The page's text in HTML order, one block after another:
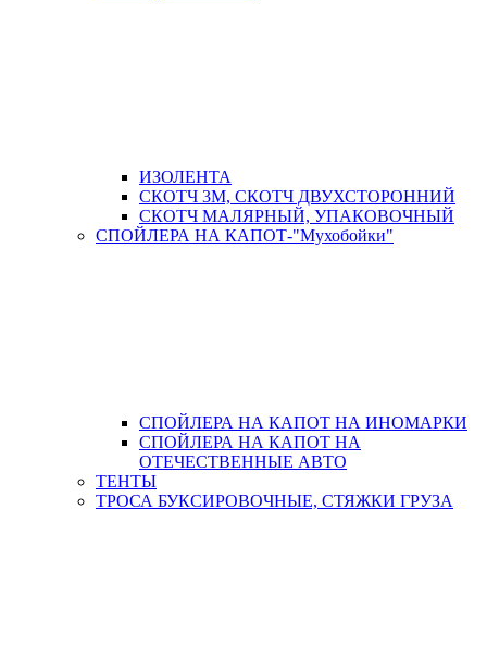
ИЗОЛЕНТА
СКОТЧ 3М, СКОТЧ ДВУХСТОРОННИЙ
СКОТЧ МАЛЯРНЫЙ, УПАКОВОЧНЫЙ
СПОЙЛЕРА НА КАПОТ-"Мухобойки"
СПОЙЛЕРА НА КАПОТ НА ИНОМАРКИ
СПОЙЛЕРА НА КАПОТ НА
ОТЕЧЕСТВЕННЫЕ АВТО
ТЕНТЫ
ТРОСА БУКСИРОВОЧНЫЕ, СТЯЖКИ ГРУЗА